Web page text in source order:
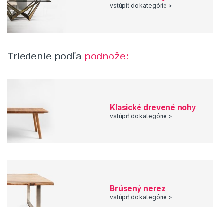
vstúpiť do kategórie >
Triedenie podľa podnože:
Klasické drevené nohy
vstúpiť do kategórie >
Brúsený nerez
vstúpiť do kategórie >